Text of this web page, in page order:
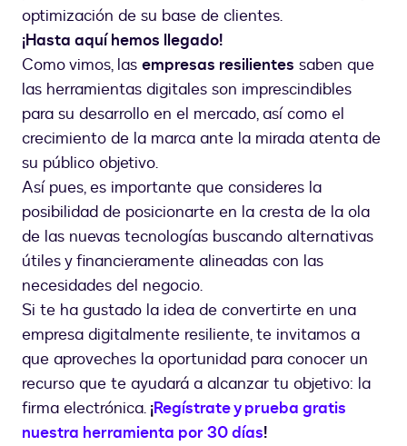
optimización de su base de clientes.
¡Hasta aquí hemos llegado!
Como vimos, las empresas resilientes saben que
las herramientas digitales son imprescindibles
para su desarrollo en el mercado, así como el
crecimiento de la marca ante la mirada atenta de
su público objetivo.
Así pues, es importante que consideres la
posibilidad de posicionarte en la cresta de la ola
de las nuevas tecnologías buscando alternativas
útiles y financieramente alineadas con las
necesidades del negocio.
Si te ha gustado la idea de convertirte en una
empresa digitalmente resiliente, te invitamos a
que aproveches la oportunidad para conocer un
recurso que te ayudará a alcanzar tu objetivo: la
firma electrónica. ¡Regístrate y prueba gratis
nuestra herramienta por 30 días!